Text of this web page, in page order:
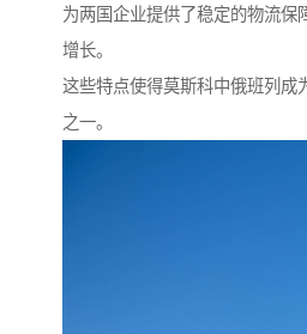
为两国企业提供了稳定的物流保
增长。
这些特点使得莫斯科中俄班列成
之一。